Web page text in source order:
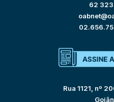
62
Rua 1121, nº